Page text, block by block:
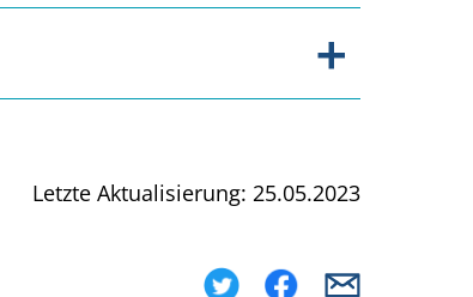
Letzte Aktualisierung: 25.05.2023